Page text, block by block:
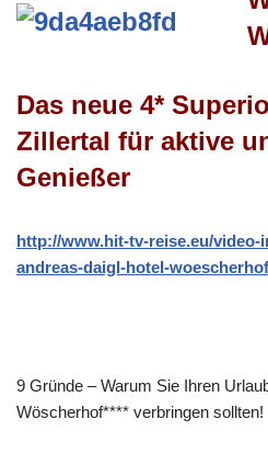
Das neue 4*
Zillertal für aktive
Genießer
http://www.hit-tv-reise.eu/
andreas-daigl-hotel-
9 Gründe – Warum Sie Ihren
Wöscherhof**** verbringen sollten!